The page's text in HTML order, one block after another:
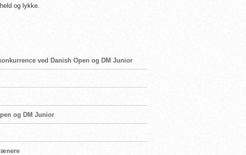
og lykke.
ved Danish Open og DM Junior
og DM Junior